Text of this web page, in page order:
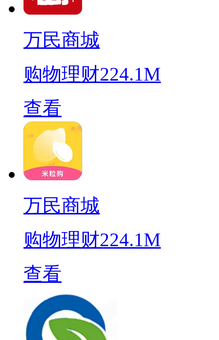
万民商城
购物理财224.1M
查看
万民商城
购物理财224.1M
查看